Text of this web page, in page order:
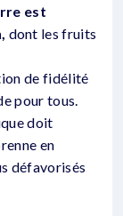
est
dont les fruits
de fidélité
pour tous.
doit
en
défavorisés